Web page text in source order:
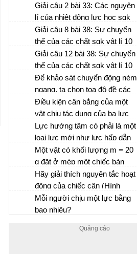
lò xo có độ cứng k = 100 N/m
để nó dãn 10 cm?
Giải câu 2 bài 33: Các nguyên
lí của nhiệt động lực học sgk
vật lí 10 trang 179
Giải câu 8 bài 38: Sự chuyển
thể của các chất sgk vật lí 10
trang 210
Giải câu 12 bài 38: Sự chuyển
thể của các chất sgk vật lí 10
trang 210
Để khảo sát chuyển động ném
ngang, ta chọn tọa độ đề các
như thế nào là thích hợp nhất?
Nêu cách phân tích chuyển
động ném ngang
Điều kiện cân bằng của một
vật chịu tác dụng của ba lực
không song song là gì?
Lực hướng tâm có phải là một
loại lực mới như lực hấp dẫn
không?
Một vật có khối lượng m = 20
g đặt ở mép một chiếc bàn
quay. Hỏi phải quay bàn với
tần số vòng lớn nhất là bao
nhiêu để vật không bị văng ra
khỏi bàn?
Hãy giải thích nguyên tắc hoạt
động của chiếc cân (Hình
18.7)
Mỗi người chịu một lực bằng
bao nhiêu?